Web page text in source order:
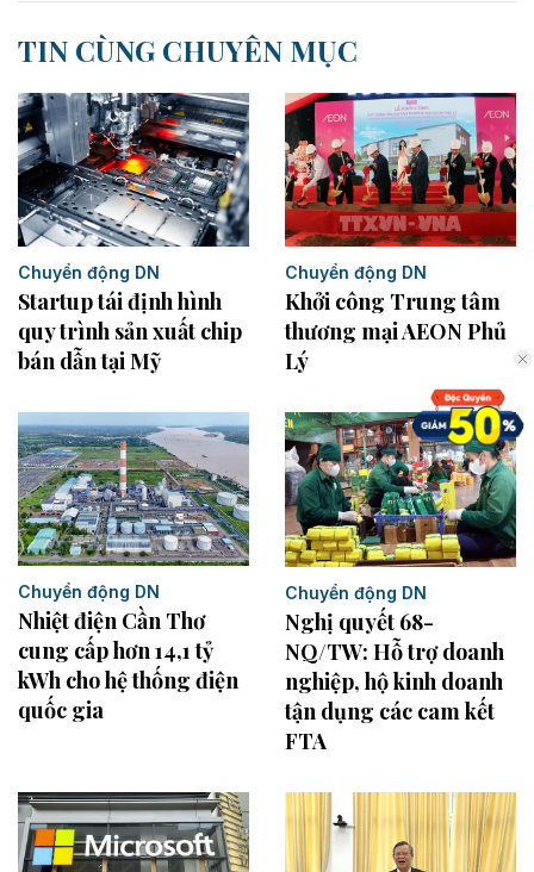
TIN CÙNG CHUYÊN MỤC
Chuyển động DN
Startup tái định hình
quy trình sản xuất chip
bán dẫn tại Mỹ
Chuyển động DN
Khởi công Trung tâm
thương mại AEON Phủ
Lý
Chuyển động DN
Nhiệt điện Cần Thơ
cung cấp hơn 14,1 tỷ
kWh cho hệ thống điện
quốc gia
Chuyển động DN
Nghị quyết 68-
NQ/TW: Hỗ trợ doanh
nghiệp, hộ kinh doanh
tận dụng các cam kết
FTA